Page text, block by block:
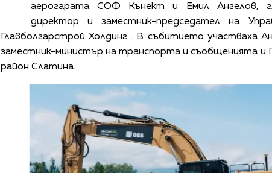
аерогарата СОФ Кънект и Емил Ангелов,
директор и заместник-председател на
Главболгарстрой Холдинг . В събитието участваха
заместник-министър на транспорта и съобщенията и
район Слатина.